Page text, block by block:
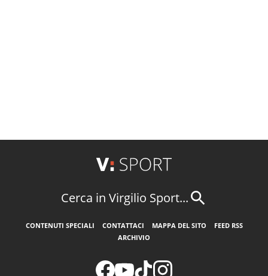
Cerca in Virgilio Sport...
CONTENUTI SPECIALI CONTATTACI MAPPA DEL SITO
FEED RSS
ARCHIVIO